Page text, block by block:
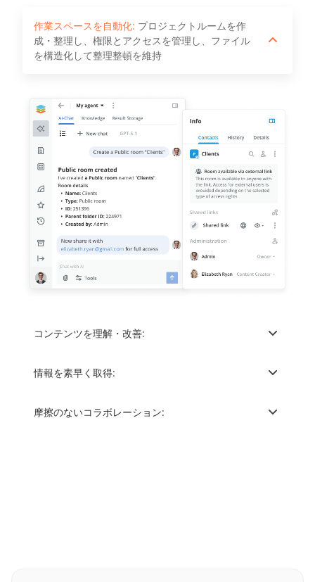
作業スペースを自動化: プロジェクトルームを作
成・整理し、権限とアクセスを管理し、ファイル
を構造化して整理整頓を維持
コンテンツを理解・改善:
情報を素早く取得:
摩擦のないコラボレーション: